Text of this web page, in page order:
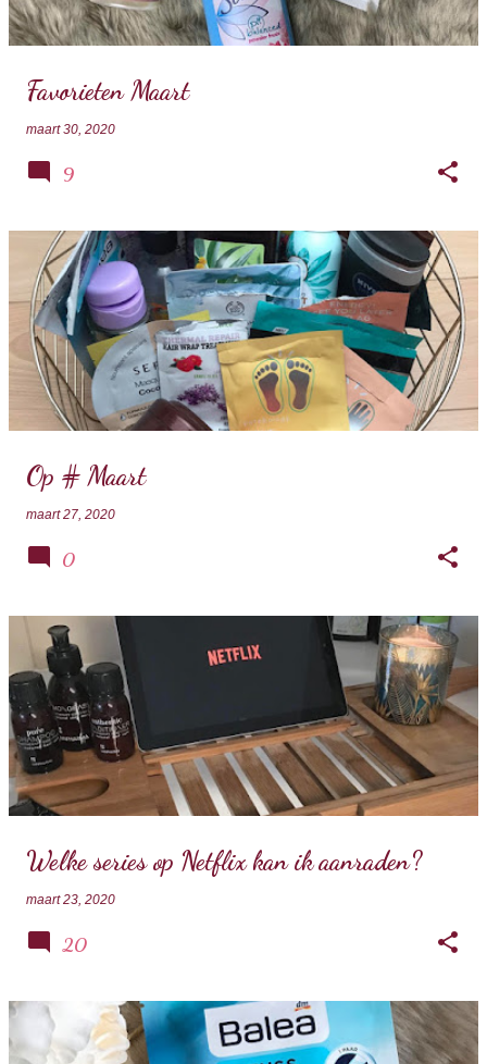
s
Favorieten Maart
maart 30, 2020
9
Op # Maart
maart 27, 2020
0
Welke series op Netflix kan ik aanraden?
maart 23, 2020
20